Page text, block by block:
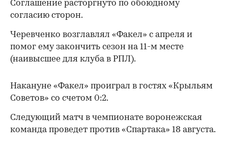
Соглашение расторгнуто по обоюдному
согласию сторон.
Черевченко возглавлял «Факел» с апреля и
помог ему закончить сезон на 11-м месте
(наивысшее для клуба в РПЛ).
Накануне «Факел» проиграл в гостях «Крыльям
Советов» со счетом 0:2.
Следующий матч в чемпионате воронежская
команда проведет против «Спартака» 18 августа.